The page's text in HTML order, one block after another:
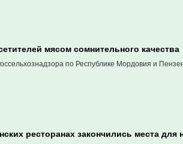
мясом сомнительного качества
по Республике Мордовия и
ресторанах закончились места для